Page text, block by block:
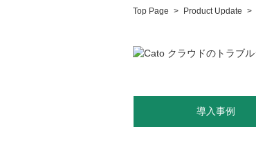
Top Page > Product Update >
導入事例